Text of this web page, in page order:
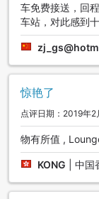
车免费接送，回
车站，对此感到十
惊艳了
点评日期：2019年2
物有所值 ,
KONG 中国